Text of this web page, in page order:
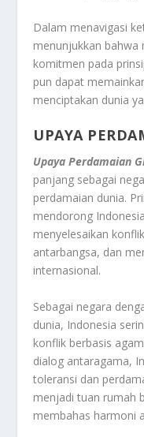
Dalam menavigasi
menunjukkan bahwa
komitmen pada
pun dapat
menciptakan dunia
UPAYA
Upaya Perdamaian
panjang sebagai
perdamaian dunia.
mendorong
menyelesaikan
antarbangsa, dan
internasional.
Sebagai negara
dunia, Indonesia
konflik berbasis
dialog antaragama,
toleransi dan
menjadi tuan rumah
membahas harmoni